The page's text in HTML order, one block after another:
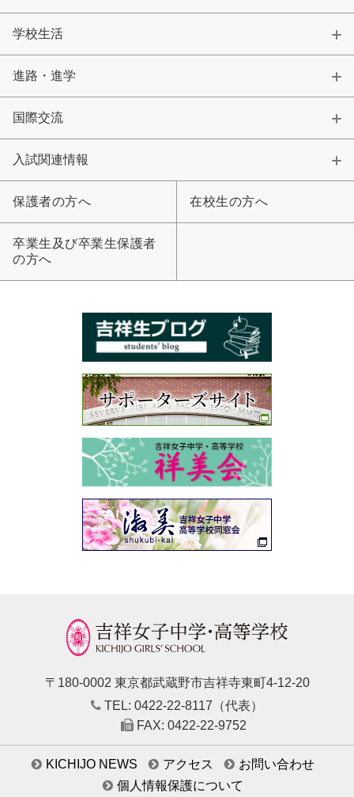
学校生活
進路・進学
国際交流
入試関連情報
保護者の方へ 在校生の方へ
卒業生及び卒業生保護者
の方へ
〒180-0002 東京都武蔵野市吉祥寺東町4-12-20
TEL: 0422-22-8117（代表）
FAX: 0422-22-9752
KICHIJO NEWS アクセス
お問い合わせ
個人情報保護について